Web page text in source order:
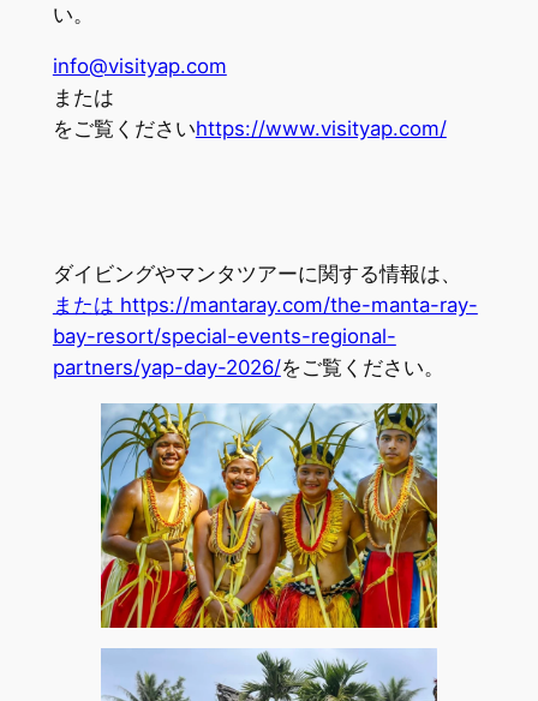
い。
info@visityap.com
または
をご覧くださいhttps://www.visityap.com/
ダイビングやマンタツアーに関する情報は、
または https://mantaray.com/the-manta-ray-
bay-resort/special-events-regional-
partners/yap-day-2026/をご覧ください。